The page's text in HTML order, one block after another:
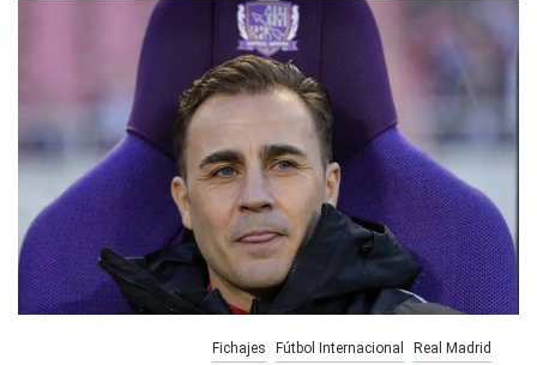
Fichajes Fútbol Internacional Real Madrid